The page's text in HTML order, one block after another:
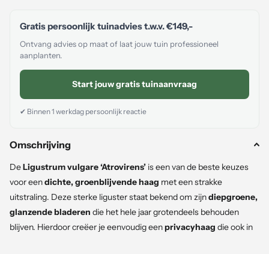
Gratis persoonlijk tuinadvies t.w.v.€149,-
Ontvang advies op maat of laat jouw tuin professioneel
aanplanten.
Start jouw gratis tuinaanvraag
✔ Binnen 1 werkdag persoonlijk reactie
Omschrijving
DeLigustrum vulgare ‘Atrovirens’ is een van de beste keuzes
voor eendichte, groenblijvende haag met een strakke
uitstraling. Deze sterke liguster staat bekend om zijndiepgroene,
glanzende bladeren die het hele jaar grotendeels behouden
blijven. Hierdoor creëer je eenvoudig eenprivacyhaag die ook in